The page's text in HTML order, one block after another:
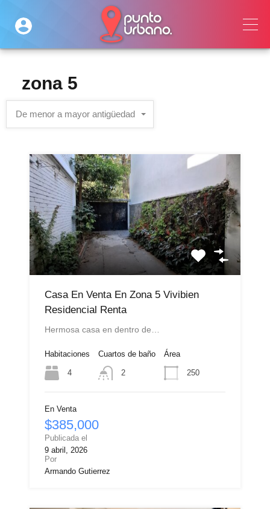
zona 5
De menor a mayor antigüedad
Casa En Venta En Zona 5 Vivibien
Residencial Renta
Hermosa casa en dentro de…
Habitaciones
4
Cuartos de baño
2
Área
250
En Venta
$385,000
Publicada el
9 abril, 2026
Por
Armando Gutierrez